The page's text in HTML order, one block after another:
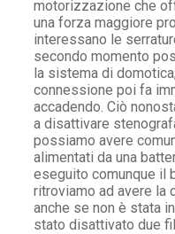
motorizzazione che
una forza maggiore
interessano le
secondo momento
la sistema di
connessione poi fa
accadendo. Ciò
a disattivare
possiamo avere
alimentati da una
eseguito comunque il
ritroviamo ad avere la
anche se non è stata
stato disattivato due